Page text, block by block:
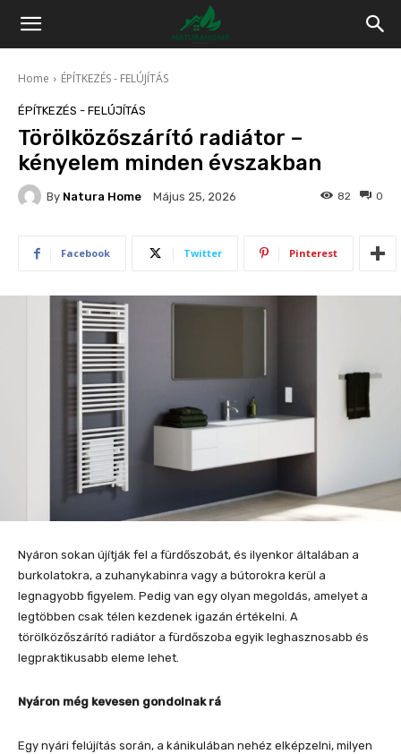
Home ÉPÍTKEZÉS - FELÚJÍTÁS
ÉPÍTKEZÉS - FELÚJÍTÁS
Törölközőszárító radiátor –
kényelem minden évszakban
By Natura Home Május 25, 2026 0
82
Facebook Twitter Pinterest
Nyáron sokan újítják fel a fürdőszobát, és ilyenkor általában a
burkolatokra, a zuhanykabinra vagy a bútorokra kerül a
legnagyobb figyelem. Pedig van egy olyan megoldás, amelyet a
legtöbben csak télen kezdenek igazán értékelni. A
törölközőszárító radiátor a fürdőszoba egyik leghasznosabb és
legpraktikusabb eleme lehet.
Nyáron még kevesen gondolnak rá
Egy nyári felújítás során, a kánikulában nehéz elképzelni, milyen